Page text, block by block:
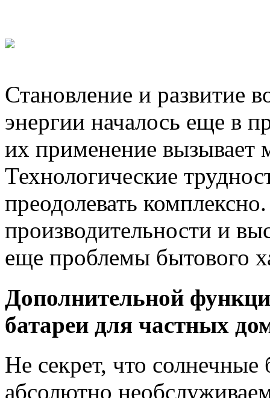
Становление и развитие
энергии началось еще в
их применение вызывает
Технологические
преодолевать
производительности и
еще проблемы бытового
Дополнительной
батареи для частных
Не секрет, что солнечные
абсолютно